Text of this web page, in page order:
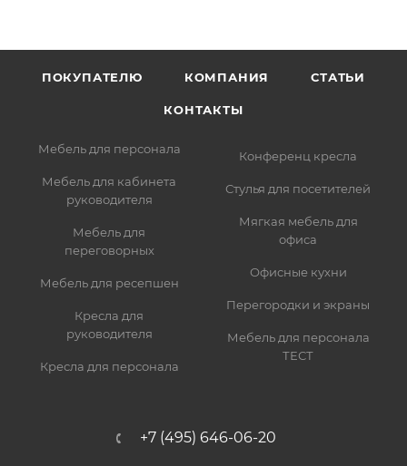
ПОКУПАТЕЛЮ КОМПАНИЯ СТАТЬИ
КОНТАКТЫ
Мебель для персонала
Мебель для кабинета
руководителя
Мебель для
переговорных
Мебель для ресепшен
Кресла для
руководителя
Кресла для персонала
Конференц кресла
Стулья для посетителей
Мягкая мебель для
офиса
Офисные кухни
Перегородки и экраны
Мебель для персонала
ТЕСТ
+7 (495) 646-06-20